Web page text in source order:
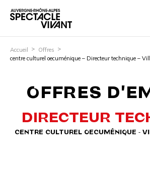
Accueil
Offres
centre culturel oecuménique – Directeur technique –
OFFRES
DIRECTEUR
CENTRE CULTUREL OECUMÉNIQUE -